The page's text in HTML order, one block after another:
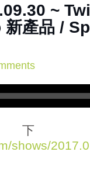
~
產品 /
shows/